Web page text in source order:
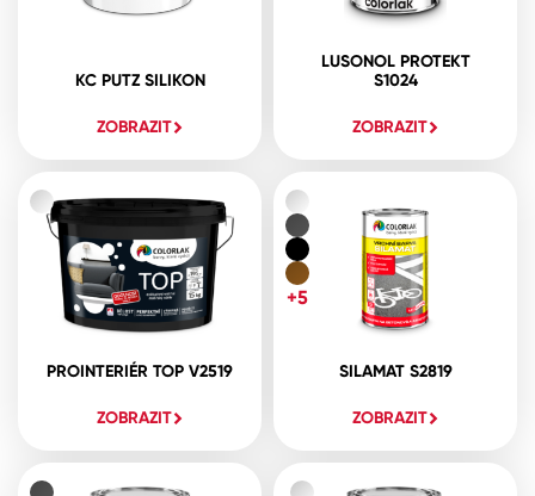
KC PUTZ SILIKON
ZOBRAZIT
LUSONOL PROTEKT
S1024
ZOBRAZIT
PROINTERIÉR TOP V2519
ZOBRAZIT
SILAMAT S2819
ZOBRAZIT
+5